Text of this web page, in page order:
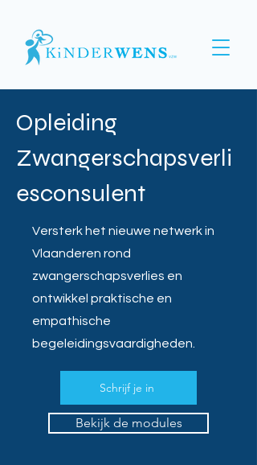
Opleiding
Zwangerschapsverli
esconsulent
Versterk het nieuwe netwerk in
Vlaanderen rond
zwangerschapsverlies en
ontwikkel praktische en
empathische
begeleidingsvaardigheden.
Schrijf je in
Bekijk de modules